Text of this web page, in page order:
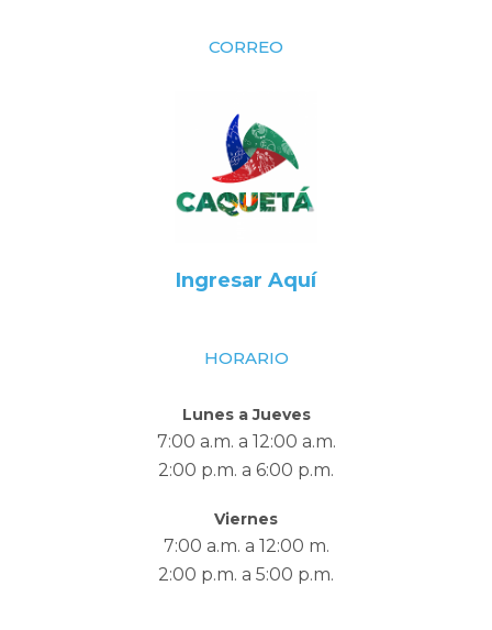
CORREO
Ingresar Aquí
HORARIO
Lunes a Jueves
7:00 a.m. a 12:00 a.m.
2:00 p.m. a 6:00 p.m.
Viernes
7:00 a.m. a 12:00 m.
2:00 p.m. a 5:00 p.m.